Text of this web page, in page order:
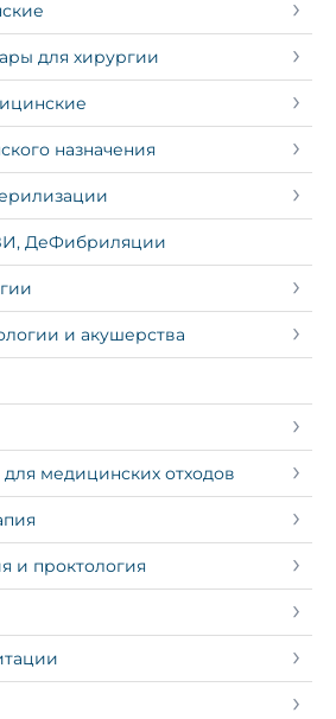
для хирургии
назначения
ДеФибриляции
и акушерства
медицинских отходов
и проктология